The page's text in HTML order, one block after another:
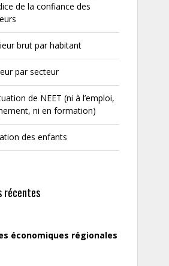
de la confiance des
brut par habitant
par secteur
de NEET (ni à l’emploi,
ni en formation)
des enfants
récentes
économiques régionales